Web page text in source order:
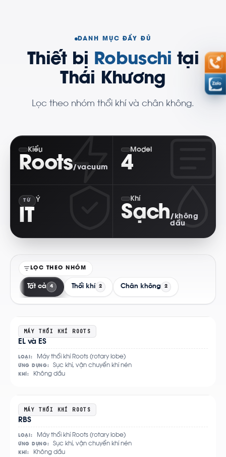
DANH MỤC ĐẦY ĐỦ
Thiết bị Robuschi tại
Thái Khương
Lọc theo nhóm thổi khí và chân không.
Kiểu
Roots/vacuum
Model
4
TỪ Ý
IT
Khí
Sạch/không
dầu
LỌC THEO NHÓM
Tất cả 4 Thổi khí 2 Chân không 2
MÁY THỔI KHÍ ROOTS
EL và ES
LOẠI: Máy thổi khí Roots (rotary lobe)
ỨNG DỤNG: Sục khí, vận chuyển khí nén
KHÍ: Không dầu
Xem
chi
tiết
MÁY THỔI KHÍ ROOTS
RBS
LOẠI: Máy thổi khí Roots (rotary lobe)
ỨNG DỤNG: Sục khí, vận chuyển khí nén
KHÍ: Không dầu
Xem
chi
tiết